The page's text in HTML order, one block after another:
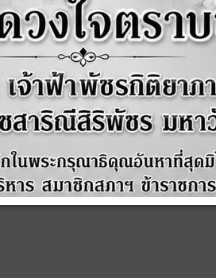
มาตรการส่งเสริมคุณธรรมและความโปร่งใส ป
มาตรการส่งเสริมคุณธรรมและความโปร่งใส ป